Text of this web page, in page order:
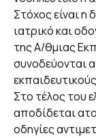
Στόχος είναι
ιατρικό και
της Α/θμιας
συνοδεύονται
Στο τέλος του
αποδίδεται
οδηγίες